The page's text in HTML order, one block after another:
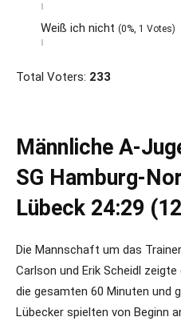
Weiß ich nicht (0%, 1 Votes)
Total Voters: 233
Männliche A-
SG Hamburg-
Lübeck 24:29
Die Mannschaft um das
Carlson und Erik Scheidl
die gesamten 60 Minuten und
Lübecker spielten von Beginn